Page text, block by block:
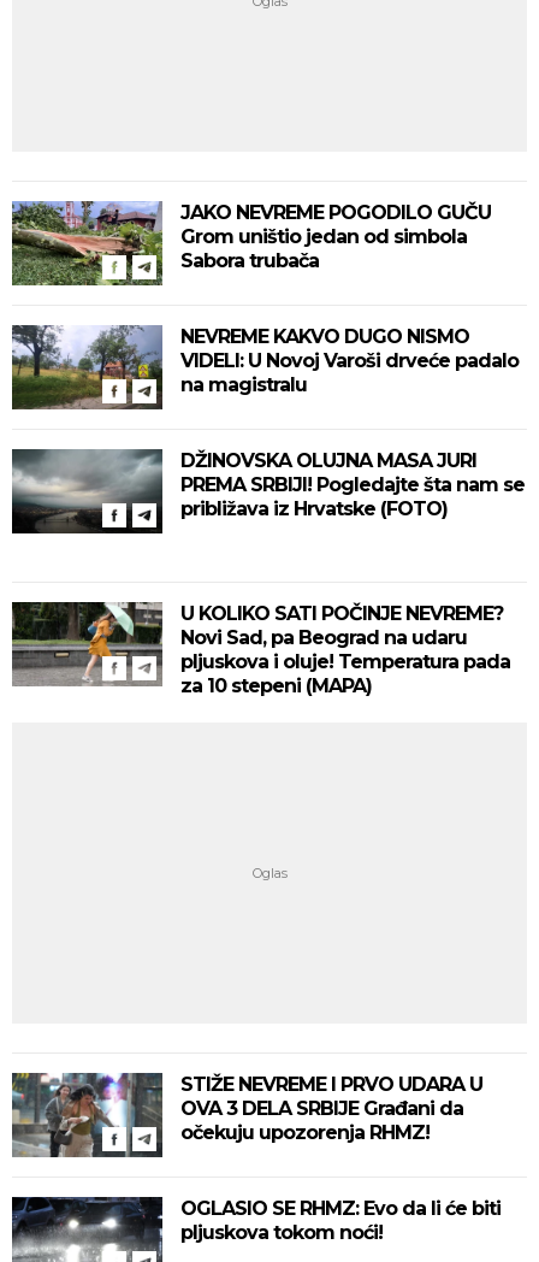
JAKO NEVREME POGODILO GUČU
Grom uništio jedan od simbola
Sabora trubača
NEVREME KAKVO DUGO NISMO
VIDELI: U Novoj Varoši drveće padalo
na magistralu
DŽINOVSKA OLUJNA MASA JURI
PREMA SRBIJI! Pogledajte šta nam se
približava iz Hrvatske (FOTO)
U KOLIKO SATI POČINJE NEVREME?
Novi Sad, pa Beograd na udaru
pljuskova i oluje! Temperatura pada
za 10 stepeni (MAPA)
STIŽE NEVREME I PRVO UDARA U
OVA 3 DELA SRBIJE Građani da
očekuju upozorenja RHMZ!
OGLASIO SE RHMZ: Evo da li će biti
pljuskova tokom noći!